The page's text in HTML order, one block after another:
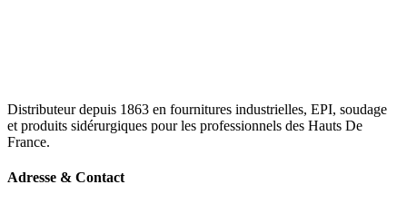
Distributeur depuis 1863 en fournitures industrielles, EPI, soudage
et produits sidérurgiques pour les professionnels des Hauts De
France.
Adresse & Contact